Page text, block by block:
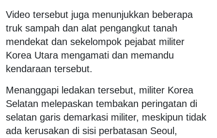
Video tersebut juga menunjukkan beberapa
truk sampah dan alat pengangkut tanah
mendekat dan sekelompok pejabat militer
Korea Utara mengamati dan memandu
kendaraan tersebut.
Menanggapi ledakan tersebut, militer Korea
Selatan melepaskan tembakan peringatan di
selatan garis demarkasi militer, meskipun tidak
ada kerusakan di sisi perbatasan Seoul,